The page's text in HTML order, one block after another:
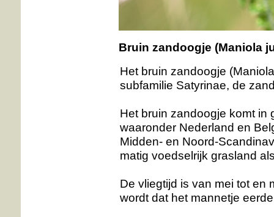
Bruin zandoogje (Maniola
Het bruin zandoogje
subfamilie Satyrinae, de
Het bruin zandoogje komt in
waaronder Nederland en
Midden- en Noord-
matig voedselrijk grasland
De vliegtijd is van mei tot en
wordt dat het mannetje